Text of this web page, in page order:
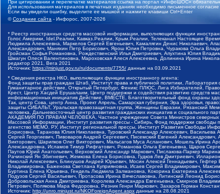
При цитировании и перепечатке материалов ссылка на портал «ИнфоШОС»
Для использования материалов в печатных изданиях необходимо письменное
Если вы увидели ошибку, выделите ее мышкой и нажмите клавиши Ctrl+Enter
©Создание сайта - Инфорос, 2007-2026
* Реестр иностранных средств массовой информации, выполняющих функции
Голос Америки, Idel.Реалии, Кавказ.Реалии, Крым.Реалии, Телеканал Настоящее
Людмила Алексеевна, Маркелов Сергей Евгеньевич, Камалягин Денис Николаевич,
Александрович, Маняхин Петр Борисович, Ярош Юлия Петровна, Чуракова Ольга
Гройсман Софья Романовна, Рождественский Илья Дмитриевич, Апухтина Юлия
Шмагун Олеся Валентиновна, Мароховская Алеся Алексеевна, Долинина Ирина
редактор 2021, Вега 2021
Источник: https://minjust.gov.ru/ru/documents/7755/ данные на 03.09.2021
* Сведения реестра НКО, выполняющих функции иностранного агента:
Фонд защиты прав граждан Штаб, Институт права и публичной политики,
Гуманитарное действие, Открытый Петербург, Феникс ПЛЮС, Лига Избирателей,
Крест, Центр Хасдей Ерушалаим, Центр поддержки и содействия развитию средств
информационных инициатив Действие, ВМЕСТЕ, Благотворительный фонд охраны
Так, центр Сова, центр Анна, Проект Апрель, Самарская губерния, Эра здоровья,
защиты СИБАЛЬТ, Уральская правозащитная группа, Женщины Евразии, Рязанский
человека, Дальневосточный центр развития гражданских инициатив и социального
АКАДЕМИЯ ПО ПРАВАМ ЧЕЛОВЕКА, Частное учреждение Совета Министров северных
Массовой Информации, Институт развития прессы - Сибирь, Фонд поддержки
агентство МЕМО. РУ, Институт региональной прессы, Институт Развития Свободы
Борисовна, Таранова Юлия Николаевна, Туровский Александр Алексеевич,
Сергей Георгиевич, Пивоваров Андрей Сергеевич, Писемский Евгений
Викторович, Шарипков Олег Викторович, Мальсагов Муса Асланович, Мошель Ирина
Александровна, Исламов Тимур Рифгатович, Романова Ольга Евгеньевна, Щаров
Паутов Юрий Анатольевич, Верховский Александр Маркович, Пислакова-Паркер
Рачинский Ян Збигневич, Жемкова Елена Борисовна, Гудков Лев Дмитриевич,
Николай Алексеевич, Блинушов Андрей Юрьевич, Мосин Алексей Геннадьевич,
Владимировна, Баженова Светлана Куприяновна, Исаев Сергей Владимирович,
Буртина Елена Юрьевна, Гендель Людмила Залмановна, Кокорина Екатерина
Подузов Сергей Васильевич, Протасова Ирина Вячеславовна, Литинский Леонид
Добровольская Анна Дмитриевна, Королева Александра Евгеньевна, Смирнов
Петрович, Полякова Мара Федоровна, Резник Генри Маркович, Захаров Герман
Источник: http://unro.minjust.ru/NKOForeignAgent.aspx данные на 28.08.2021